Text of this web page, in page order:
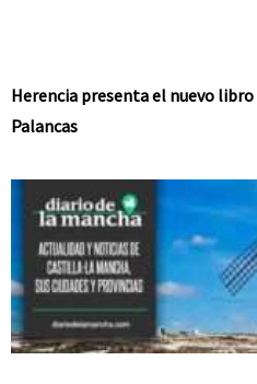
Herencia presenta el nuevo
Palancas